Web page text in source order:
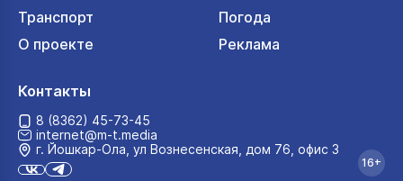
Транспорт
Погода
О проекте
Реклама
Контакты
8 (8362) 45-73-45
internet@m-t.media
г. Йошкар‑Ола, ул Вознесенская, дом 76, офис 3
16+